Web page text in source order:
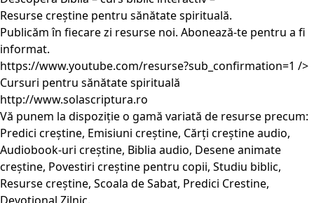
Resurse creștine pentru sănătate spirituală.
Publicăm în fiecare zi resurse noi. Abonează-te pentru a fi
informat.
https://www.youtube.com/resurse?sub_confirmation=1 />
Cursuri pentru sănătate spirituală
http://www.solascriptura.ro
Vă punem la dispoziție o gamă variată de resurse precum:
Predici creștine, Emisiuni creștine, Cărți creștine audio,
Audiobook-uri creștine, Biblia audio, Desene animate
creștine, Povestiri creștine pentru copii, Studiu biblic,
Resurse creștine, Scoala de Sabat, Predici Crestine,